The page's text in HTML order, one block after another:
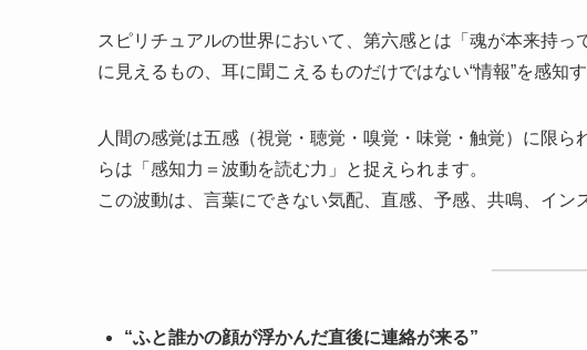
スピリチュアルの世界において、第六感とは「魂が本来持
に見えるもの、耳に聞こえるものだけではない“情報”を感知
人間の感覚は五感（視覚・聴覚・嗅覚・味覚・触覚）に限
らは「感知力＝波動を読む力」と捉えられます。
この波動は、言葉にできない気配、直感、予感、共鳴、イン
“ふと誰かの顔が浮かんだ直後に連絡が来る”